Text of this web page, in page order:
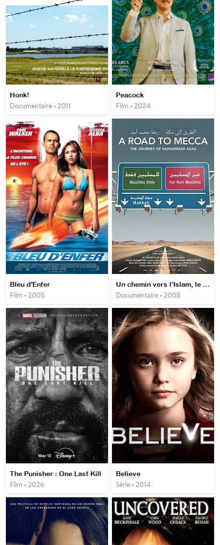
Honk!
Documentaire • 2011
Peacock
Film • 2024
Bleu d'Enfer
Film • 2005
Un chemin vers l’Islam, le voyage de Muhhamad Asad
Documentaire • 2008
The Punisher : One Last Kill
Film • 2026
Believe
Série • 2014